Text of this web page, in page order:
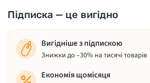
Підписка — це вигідно
Вигідніше з підпискою
Знижки до –30% на тисячі товарів
Економія щомісяця